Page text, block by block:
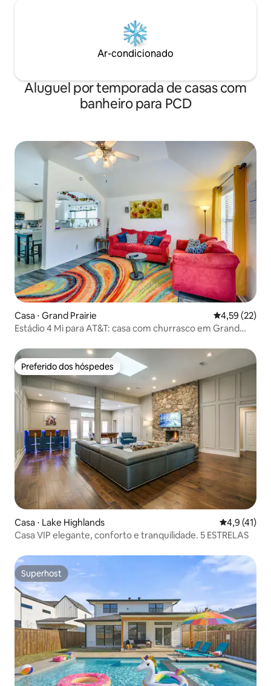
Ar-condicionado
Aluguel por temporada de casas com
banheiro para PCD
Casa ⋅ Grand Prairie 4,59 de uma
4,59 (22)
Estádio 4 Mi para AT&T: casa com churrasco em Grand
Preferido dos hóspedes
Preferido dos hóspedes
Casa ⋅ Lake Highlands 4,9 de uma
4,9 (41)
Casa VIP elegante, conforto e tranquilidade. 5 ESTRELAS
Superhost
Superhost